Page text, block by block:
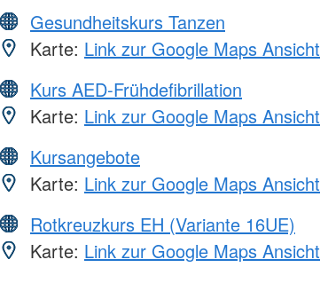
Gesundheitskurs Tanzen
Karte: Link zur Google Maps Ansicht
Kurs AED-Frühdefibrillation
Karte: Link zur Google Maps Ansicht
Kursangebote
Karte: Link zur Google Maps Ansicht
Rotkreuzkurs EH (Variante 16UE)
Karte: Link zur Google Maps Ansicht